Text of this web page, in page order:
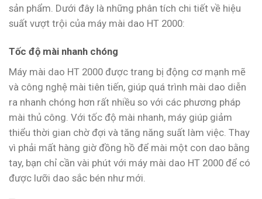
sản phẩm. Dưới đây là những phân tích chi tiết về hiệu
suất vượt trội của máy mài dao HT 2000:
Tốc độ mài nhanh chóng
Máy mài dao HT 2000 được trang bị động cơ mạnh mẽ
và công nghệ mài tiên tiến, giúp quá trình mài dao diễn
ra nhanh chóng hơn rất nhiều so với các phương pháp
mài thủ công. Với tốc độ mài nhanh, máy giúp giảm
thiểu thời gian chờ đợi và tăng năng suất làm việc. Thay
vì phải mất hàng giờ đồng hồ để mài một con dao bằng
tay, bạn chỉ cần vài phút với máy mài dao HT 2000 để có
được lưỡi dao sắc bén như mới.